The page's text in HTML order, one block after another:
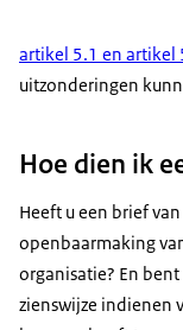
artikel 5.1 en artikel
uitzonderingen
Hoe dien ik
Heeft u een brief
openbaarmaking
organisatie? En
zienswijze indienen